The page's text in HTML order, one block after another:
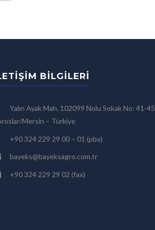
BILGILERI
Yalın Ayak Mah. 102099 Nolu Sokak No: 41-45
Mersin – Türkiye
+90 324 229 29 00 – 01 (pbx)
bayeks@bayeksagro.com.tr
+90 324 229 29 02 (fax)